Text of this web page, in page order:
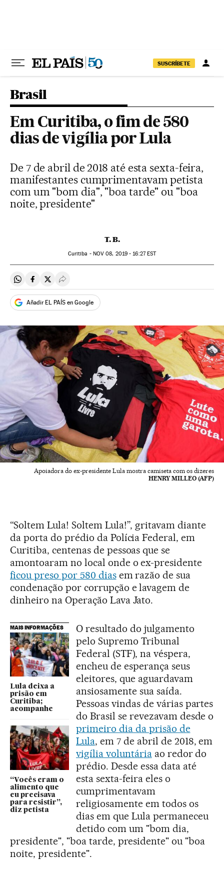
SUSCRÍBETE
Brasil
Em Curitiba, o fim de 580
dias de vigília por Lula
De 7 de abril de 2018 até esta sexta-feira,
manifestantes cumprimentavam petista
com um "bom dia", "boa tarde" ou "boa
noite, presidente"
T. B.
Curitiba - NOV 08, 2019 - 16:27EST
Compartir en Whatsapp
Compartir en Facebook
Compartir en Twitter
Desplegar Redes Sociales
Añadir EL PAÍS en Google
Apoiadora do ex-presidente Lula mostra camiseta com os dizeres
HENRY MILLEO (AFP)
“Soltem Lula! Soltem Lula!”, gritavam diante
da porta do prédio da Polícia Federal, em
Curitiba, centenas de pessoas que se
amontoaram no local onde o ex-presidente
ficou preso por 580 diasem razão de sua
condenação por corrupção e lavagem de
dinheiro na Operação Lava Jato.
MAIS INFORMAÇÕES
Lula deixa a
prisão em
Curitiba;
acompanhe
“Vocês eram o
alimento que
eu precisava
para resistir”,
diz petista
O resultado do julgamento
pelo Supremo Tribunal
Federal (STF), na véspera,
encheu de esperança seus
eleitores, que aguardavam
ansiosamente sua saída.
Pessoas vindas de várias partes
do Brasil se revezavam desde o
primeiro dia da prisão de
Lula, em 7 de abril de 2018, em
vigília voluntáriaao redor do
prédio. Desde essa data até
esta sexta-feira eles o
cumprimentavam
religiosamente em todos os
dias em que Lula permaneceu
detido com um "bom dia,
presidente", "boa tarde, presidente" ou "boa
noite, presidente".